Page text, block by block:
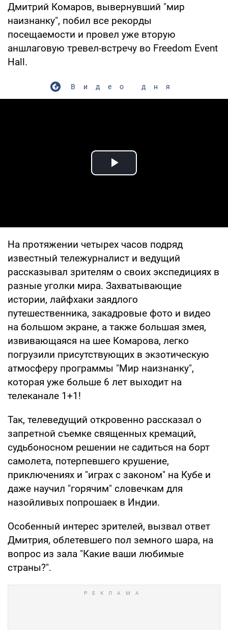
Дмитрий Комаров, вывернувший "мир
наизнанку", побил все рекорды
посещаемости и провел уже вторую
аншлаговую тревел-встречу во Freedom Event
Hall.
Видео дня
Play Video
На протяжении четырех часов подряд
известный тележурналист и ведущий
рассказывал зрителям о своих экспедициях в
разные уголки мира. Захватывающие
истории, лайфхаки заядлого
путешественника, закадровые фото и видео
на большом экране, а также большая змея,
извивающаяся на шее Комарова, легко
погрузили присутствующих в экзотическую
атмосферу программы "Мир наизнанку",
которая уже больше 6 лет выходит на
телеканале 1+1!
Так, телеведущий откровенно рассказал о
запретной съемке священных кремаций,
судьбоносном решении не садиться на борт
самолета, потерпевшего крушение,
приключениях и "играх с законом" на Кубе и
даже научил "горячим" словечкам для
назойливых попрошаек в Индии.
Особенный интерес зрителей, вызвал ответ
Дмитрия, облетевшего пол земного шара, на
вопрос из зала "Какие ваши любимые
страны?".